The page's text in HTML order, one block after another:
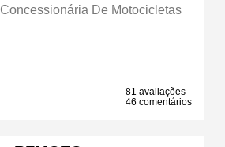
Concessionária De Motocicletas
81 avaliações
46 comentários